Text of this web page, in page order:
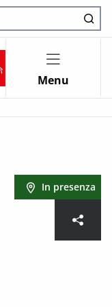
Menu
In presenza